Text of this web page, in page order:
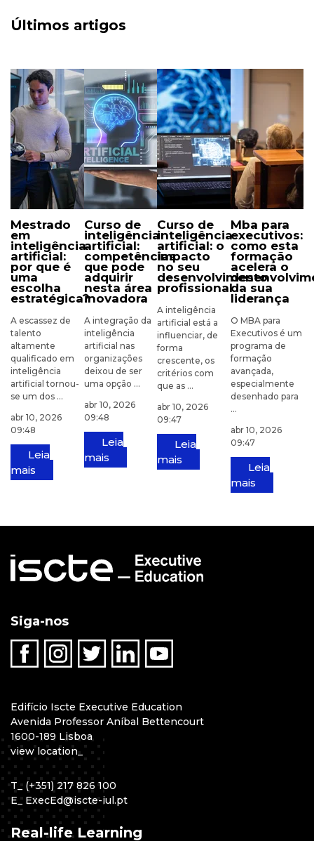
Últimos artigos
mestrado
em
inteligência
artificial:
por que é
uma
escolha
estratégica?
A escassez de
talento
altamente
qualificado em
inteligência
artificial tornou-
se um dos ...
abr 10, 2026
09:48
Leia
mais
curso de
inteligência
artificial:
competências
que pode
adquirir
nesta área
inovadora
A integração da
inteligência
artificial nas
organizações
deixou de ser
uma opção ...
abr 10, 2026
09:48
Leia
mais
curso de
inteligência
artificial: o
impacto
no seu
desenvolvimento
profissional
A inteligência
artificial está a
influenciar, de
forma
crescente, os
critérios com
que as ...
abr 10, 2026
09:47
Leia
mais
mba para
executivos:
como esta
formação
acelera o
da sua
liderança
O MBA para
Executivos é um
programa de
formação
avançada,
especialmente
desenhado para
...
abr 10, 2026
09:47
Leia
mais
Siga-nos
Edifício Iscte Executive Education
Avenida Professor Aníbal Bettencourt
1600-189 Lisboa
view location_
T _ (+351) 217 826 100
E _ ExecEd@iscte-iul.pt
Real-life Learning